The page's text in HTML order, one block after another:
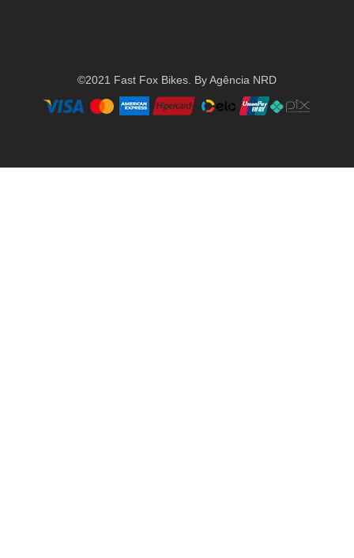
©2021 Fast Fox Bikes. By Agência NRD